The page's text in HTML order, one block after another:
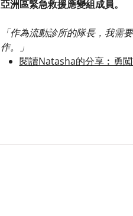
亞洲區緊急救援應變組成員。
「作為流動診所的隊長，我
作。」
閱讀Natasha的分享︰勇